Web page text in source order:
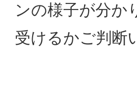
ンの様子が分か
受けるかご判断